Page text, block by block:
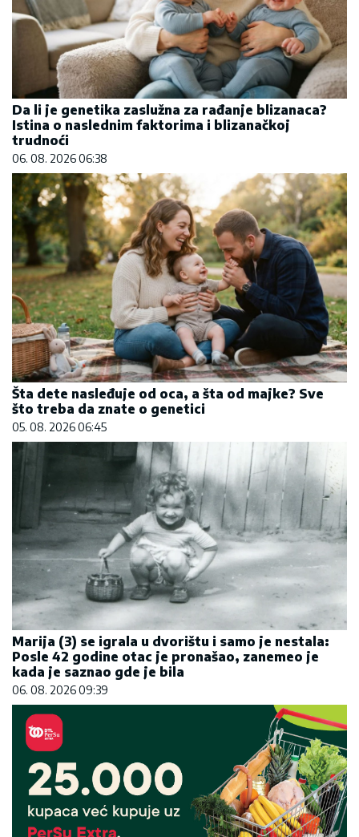
Da li je genetika zaslužna za rađanje blizanaca?
Istina o naslednim faktorima i blizanačkoj
trudnoći
06. 08. 2026 06:38
Šta dete nasleđuje od oca, a šta od majke? Sve
što treba da znate o genetici
05. 08. 2026 06:45
Marija (3) se igrala u dvorištu i samo je nestala:
Posle 42 godine otac je pronašao, zanemeo je
kada je saznao gde je bila
06. 08. 2026 09:39